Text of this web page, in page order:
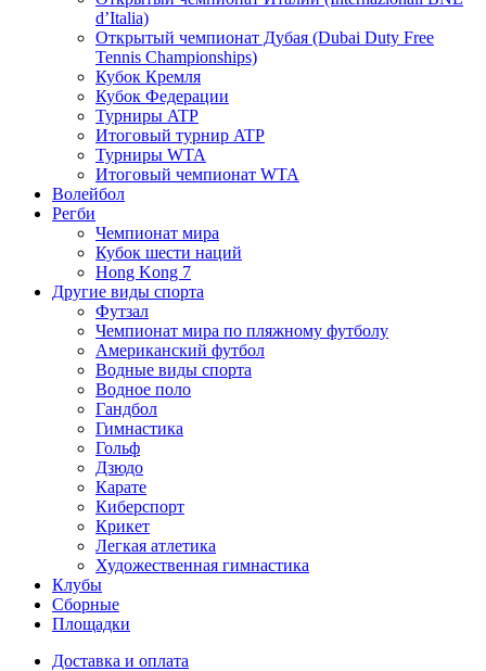
d’Italia)
Открытый чемпионат Дубая (Dubai Duty Free
Tennis Championships)
Кубок Кремля
Кубок Федерации
Турниры ATP
Итоговый турнир ATP
Турниры WTA
Итоговый чемпионат WTA
Волейбол
Регби
Чемпионат мира
Кубок шести наций
Hong Kong 7
Другие виды спорта
Футзал
Чемпионат мира по пляжному футболу
Американский футбол
Водные виды спорта
Водное поло
Гандбол
Гимнастика
Гольф
Дзюдо
Карате
Киберспорт
Крикет
Легкая атлетика
Художественная гимнастика
Клубы
Сборные
Площадки
Доставка и оплата